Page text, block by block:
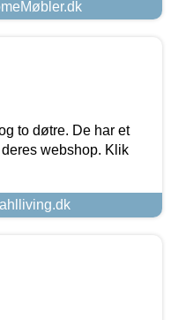
to døtre. De har et
webshop. Klik